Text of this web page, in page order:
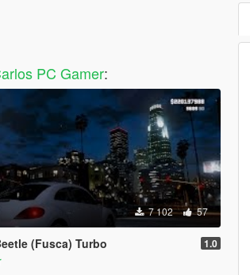
PC Gamer:
7 102 57
(Fusca) Turbo 1.0